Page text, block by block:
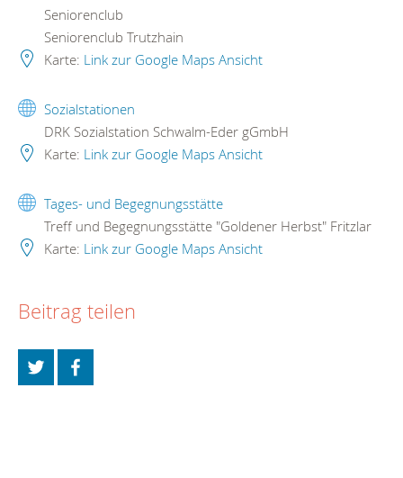
Seniorenclub
Seniorenclub Trutzhain
Karte: Link zur Google Maps Ansicht
Sozialstationen
DRK Sozialstation Schwalm-Eder gGmbH
Karte: Link zur Google Maps Ansicht
Tages- und Begegnungsstätte
Treff und Begegnungsstätte "Goldener Herbst" Fritzlar
Karte: Link zur Google Maps Ansicht
Beitrag teilen